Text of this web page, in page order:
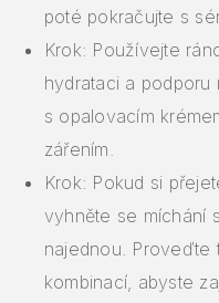
poté pokračujte s
Krok: Používejte
hydrataci a podporu
s opalovacím
zářením.
Krok: Pokud si
vyhněte se míchání
najednou. Proveďte
kombinací, abyste